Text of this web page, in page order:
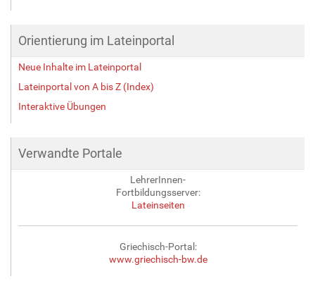
Orientierung im Lateinportal
Neue Inhalte im Lateinportal
Lateinportal von A bis Z (Index)
Interaktive Übungen
Verwandte Portale
LehrerInnen-
Fortbildungsserver:
Lateinseiten
Griechisch-Portal:
www.griechisch-bw.de